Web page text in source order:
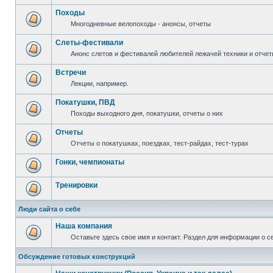
Походы
Многодневные велопоходы - анонсы, отчеты
Слеты-фестивали
Анонс слетов и фестивалей любителей лежачей техники и
Встречи
Лекции, например.
Покатушки, ПВД
Походы выходного дня, покатушки, отчеты о них
Отчеты
Отчеты о покатушках, поездках, тест-райдах, тест-турах
Гонки, чемпионаты
Тренировки
Люди сайта о себе
Наша компания
Оставьте здесь свое имя и контакт. Раздел для информации о
Обсуждение готовых конструкций